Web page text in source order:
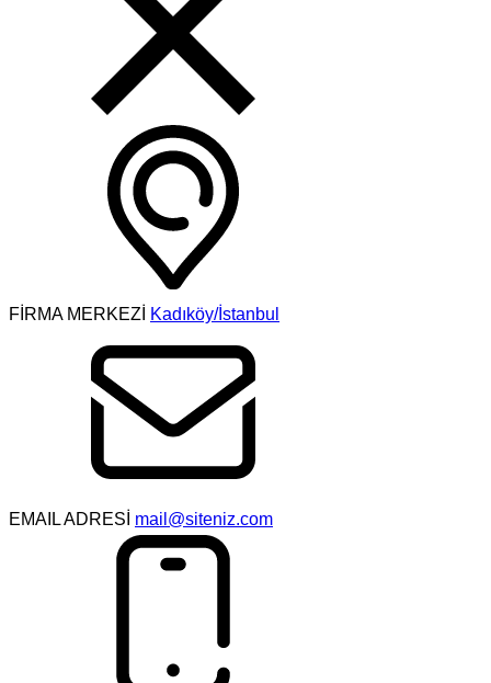
FİRMA MERKEZİ Kadıköy/İstanbul
EMAIL ADRESİ mail@siteniz.com